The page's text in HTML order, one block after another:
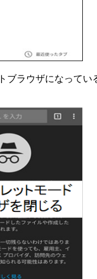
ブラウザになってい